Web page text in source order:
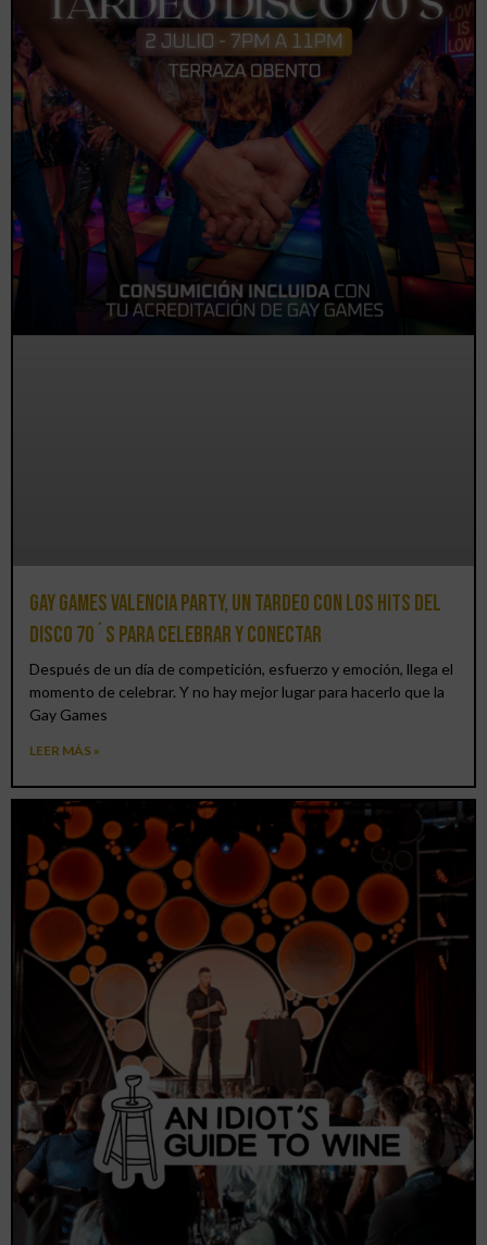
Gay Games Valencia Party, un tardeo con los hits del
DISCO 70´S para celebrar y conectar
Después de un día de competición, esfuerzo y emoción, llega el
momento de celebrar. Y no hay mejor lugar para hacerlo que la
Gay Games
LEER MÁS »